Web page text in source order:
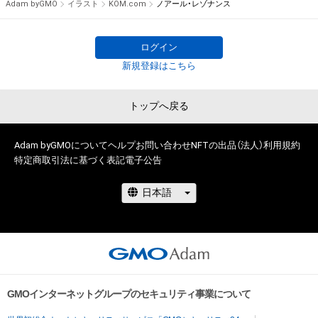
せん。)を行うことはできません。
・本アイテムに関する創作物の利用については、公序良俗や法令
Instagram
www.instagram.com/kom__art.jp/
Adam byGMO イラスト KOM.com ノアール・レゾナンス
ログイン
新規登録はこちら
トップへ戻る
Adam byGMOについてヘルプお問い合わせNFTの出品（法人）利用規約
特定商取引法に基づく表記電子公告
GMOインターネットグループのセキュリティ事業について